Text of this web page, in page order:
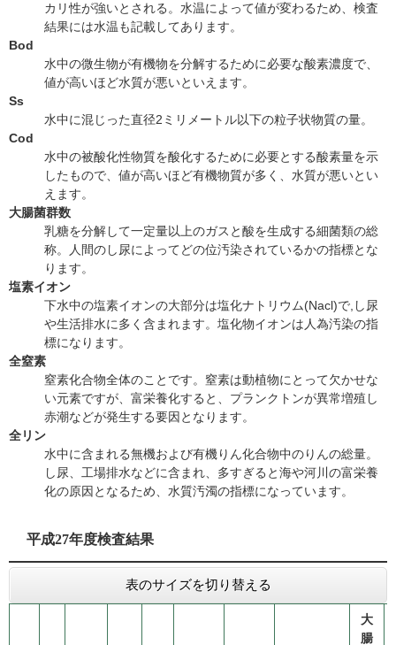
カリ性が強いとされる。水温によって値が変わるため、検査
結果には水温も記載してあります。
Bod
水中の微生物が有機物を分解するために必要な酸素濃度で、
値が高いほど水質が悪いといえます。
Ss
水中に混じった直径2ミリメートル以下の粒子状物質の量。
Cod
水中の被酸化性物質を酸化するために必要とする酸素量を示
したもので、値が高いほど有機物質が多く、水質が悪いとい
えます。
大腸菌群数
乳糖を分解して一定量以上のガスと酸を生成する細菌類の総
称。人間のし尿によってどの位汚染されているかの指標とな
ります。
塩素イオン
下水中の塩素イオンの大部分は塩化ナトリウム(Nacl)で,し尿
や生活排水に多く含まれます。塩化物イオンは人為汚染の指
標になります。
全窒素
窒素化合物全体のことです。窒素は動植物にとって欠かせな
い元素ですが、富栄養化すると、プランクトンが異常増殖し
赤潮などが発生する要因となります。
全リン
水中に含まれる無機および有機りん化合物中のりんの総量。
し尿、工場排水などに含まれ、多すぎると海や河川の富栄養
化の原因となるため、水質汚濁の指標になっています。
平成27年度検査結果
表のサイズを切り替える
大
腸